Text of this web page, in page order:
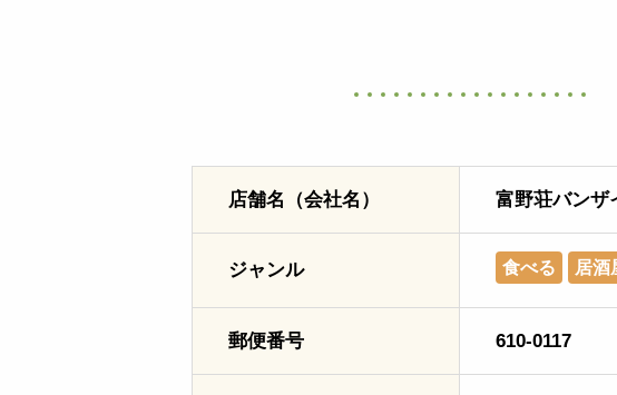
店舗名（会社名） 富野荘バンザ
ジャンル 食べる 居酒
郵便番号 610-0117